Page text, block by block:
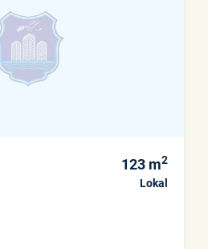
123 m2
Lokal